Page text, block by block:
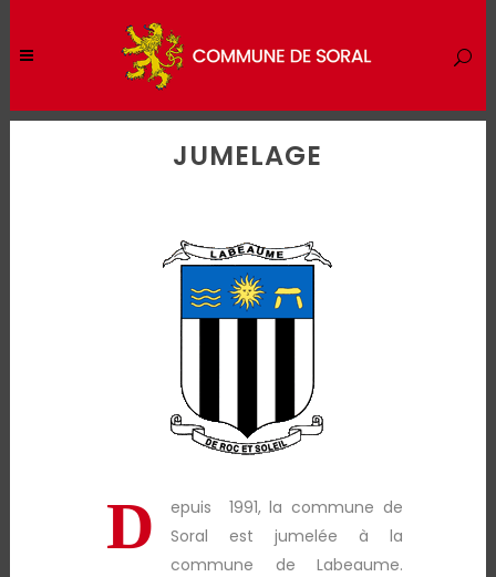
JUMELAGE
D
epuis 1991, la commune de
Soral est jumelée à la
commune de Labeaume.